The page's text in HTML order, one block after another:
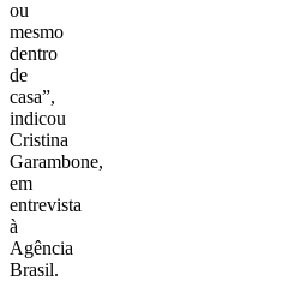
ou
mesmo
dentro
de
casa”,
indicou
Cristina
Garambone,
em
entrevista
à
Agência
Brasil.